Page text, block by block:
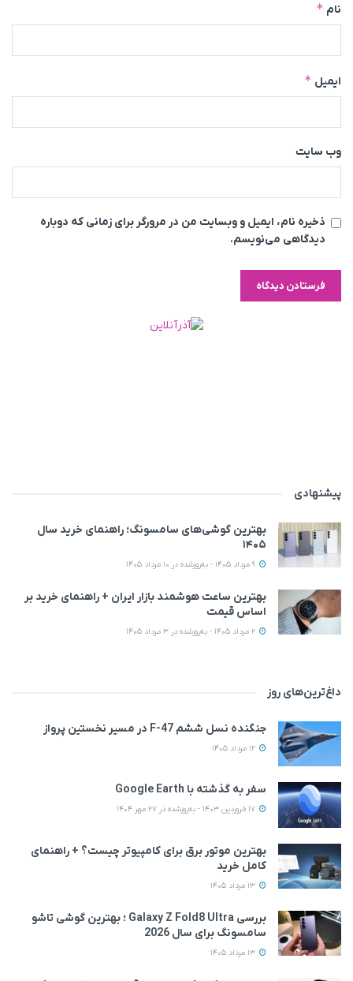
نام *
ایمیل *
وب‌ سایت
ذخیره نام، ایمیل و وبسایت من در مرورگر برای زمانی که دوباره
دیدگاهی می‌نویسم.
پیشنهادی
بهترین گوشی‌های سامسونگ؛ راهنمای خرید سال
۱۴۰۵
بهترین ساعت هوشمند بازار ایران + راهنمای خرید بر
اساس قیمت
داغ‌ترین‌های روز
جنگنده نسل ششم F-47 در مسیر نخستین پرواز
سفر به گذشته با Google Earth
بهترین موتور برق برای کامپیوتر چیست؟ + راهنمای
کامل خرید
بررسی Galaxy Z Fold8 Ultra ؛ بهترین گوشی تاشو
سامسونگ برای سال 2026